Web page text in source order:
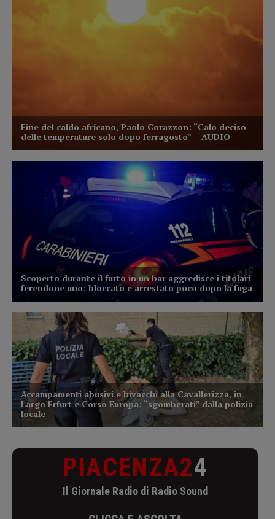
PIACENZA24
Il Giornale Radio di Radio Sound